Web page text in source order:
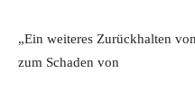
„Ein weiteres Zurückhalten
zum Schaden von